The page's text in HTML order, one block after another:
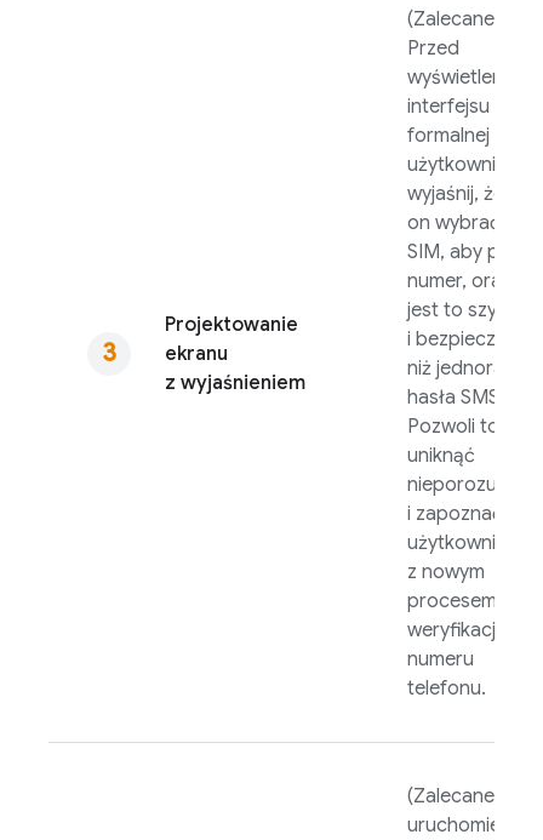
Projektowanie
ekranu
z wyjaśnieniem
(Zalecane)
Przed
wyświetleniem
interfejsu
formalnej
użytkownika
wyjaśnij, że
on wybrać
SIM, aby
numer, oraz że
jest to szybsze
i
niż
hasła SMS.
Pozwoli to
uniknąć
nieporozumień
i zapoznać
użytkowników
z nowym
procesem
weryfikacji
numeru
telefonu.
(Zalecane) Po
uruchomieniu